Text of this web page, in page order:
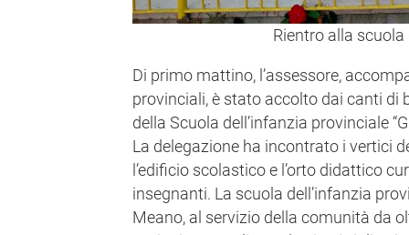
Rientro alla scuola
Di primo mattino, l’assessore,
provinciali, è stato accolto dai canti di
della Scuola dell’infanzia provinciale
La delegazione ha incontrato i vertici
l’edificio scolastico e l’orto didattico
insegnanti. La scuola dell’infanzia
Meano, al servizio della comunità da